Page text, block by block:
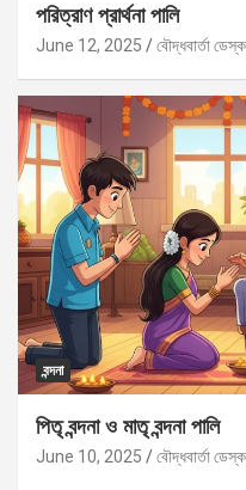
পরিত্রাণ প্রার্থনা পালি
June 12, 2025 বৌদ্ধবার্তা
বন্দনা
পিতৃ বন্দনা ও মাতৃ বন্দনা পালি
June 10, 2025 বৌদ্ধবার্তা